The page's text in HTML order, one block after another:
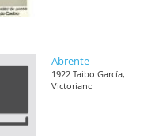
Abrente
1922 Taibo García,
Victoriano